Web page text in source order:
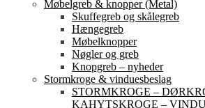
Møbelgreb & knopper (Metal)
Skuffegreb og skålegreb
Hængegreb
Møbelknopper
Nøgler og greb
Knopgreb – nyheder
Stormkroge & vinduesbeslag
STORMKROGE –
KAHYTSKROGE –